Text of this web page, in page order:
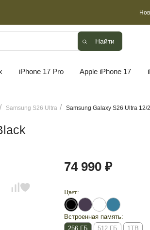
Найти
iPhone 17 Pro Apple iPhone 17
Samsung S26 Ultra Samsung Galaxy S26 Ultra 12/
74 990 ₽
Цвет:
Встроенная память:
256 ГБ
512 ГБ 1TB